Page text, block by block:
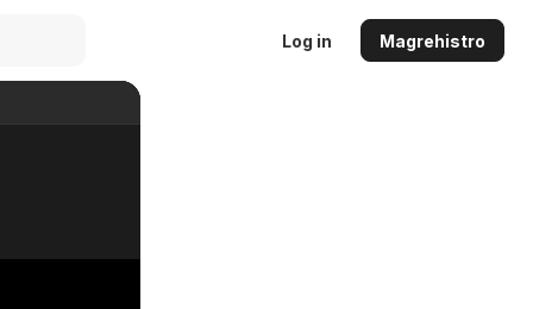
Log in Magrehistro